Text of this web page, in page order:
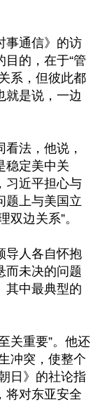
事通信》的访
的，在于“管
系，但彼此都
就是说，一边
法，他说，
稳定美中关
习近平担心与
题上与美国立
双边关系”。
导人各自怀抱
而未决的问题
其中最典型的
关重要”。他还
冲突，使整个
日》的社论指
将对东亚安全